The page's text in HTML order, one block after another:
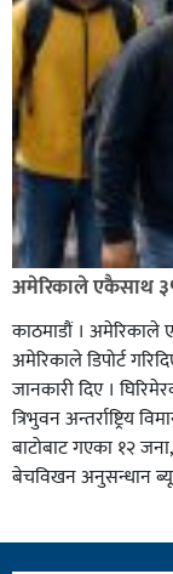
अमेरिकाले एकैसाथ ३५
काठमाडौं । अमेरिकाले
अमेरिकाले डिपोर्ट
जानकारी दिए ।
त्रिभुवन
बाटोबाट गएका १२
बेचविखन अनुसन्धान